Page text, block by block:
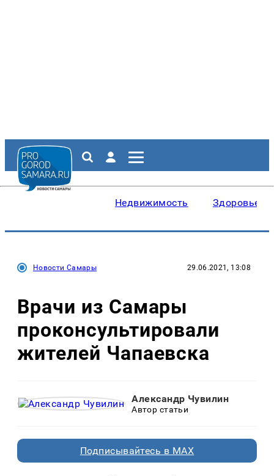
Недвижимость Здоровье
Новости Самары 29.06.2021, 13:08
Врачи из Самары
проконсультировали
жителей Чапаевска
Александр Чувилин
Автор статьи
Подписывайтесь в MAX